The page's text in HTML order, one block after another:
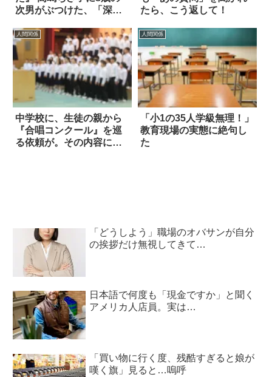
次男がぶつけた、「深す
たら、こう返して！
人間関係
中学校に、生徒の親から
『合唱コンクール』を巡
る依頼が。その内容にハ
人間関係
「小1の35人学級無理！」
教育現場の実態に絶句し
た
「どうしよう」職場のオバサンが自分
の挨拶だけ無視してきて…
日本語で何度も「現金ですか」と聞く
アメリカ人店員。実は…
「買い物に行く度、残酷すぎると娘が
嘆く旗」見ると…嗚呼